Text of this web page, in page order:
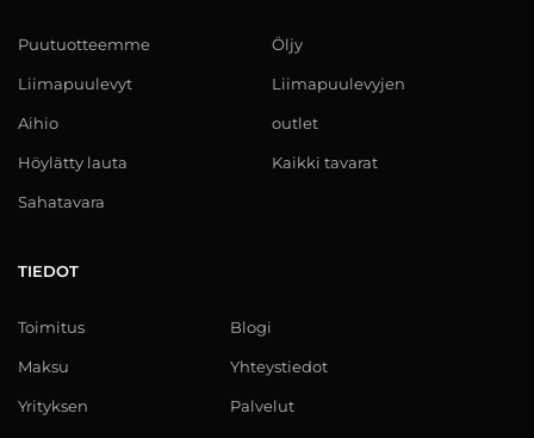
Puutuotteemme
Liimapuulevyt
Aihio
Höylätty lauta
Sahatavara
Öljy
Liimapuulevyjen
outlet
Kaikki tavarat
TIEDOT
Toimitus
Maksu
Yrityksen
Blogi
Yhteystiedot
Palvelut